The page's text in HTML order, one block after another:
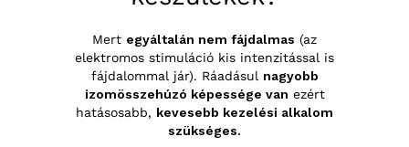
Mert egyáltalán nem fájdalmas (az
elektromos stimuláció kis intenzitással is
fájdalommal jár). Ráadásul nagyobb
izomösszehúzó képessége van ezért
hatásosabb, kevesebb kezelési alkalom
szükséges.